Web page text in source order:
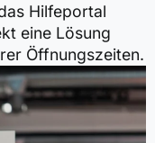
Hilfeportal
eine Lösung
Öffnungszeiten.